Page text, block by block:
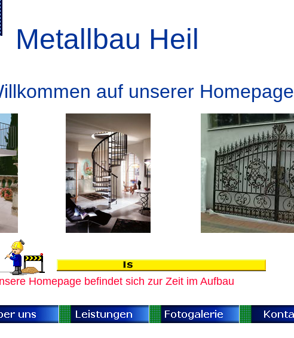
Metallbau Heil
auf unserer Homepage
Homepage befindet sich zur Zeit im Aufbau